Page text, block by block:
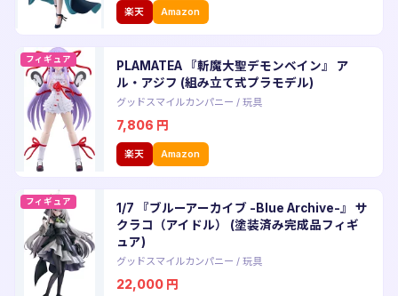
楽天 Amazon
フィギュア
PLAMATEA 『斬魔大聖デモンベイン』 ア
ル・アジフ (組み立て式プラモデル)
グッドスマイルカンパニー / 玩具
7,806 円
楽天 Amazon
フィギュア
1/7 『ブルーアーカイブ -Blue Archive-』 サ
クラコ（アイドル） (塗装済み完成品フィギ
ュア)
グッドスマイルカンパニー / 玩具
22,000 円